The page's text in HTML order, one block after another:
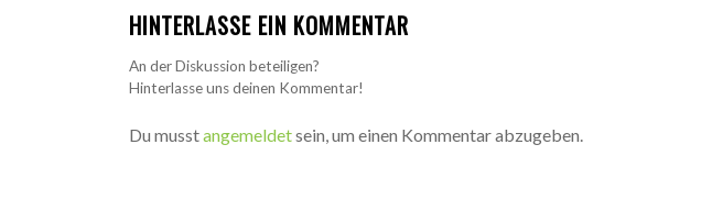
HINTERLASSE EIN KOMMENTAR
An der Diskussion beteiligen?
Hinterlasse uns deinen Kommentar!
Du musstangemeldetsein, um einen Kommentar abzugeben.